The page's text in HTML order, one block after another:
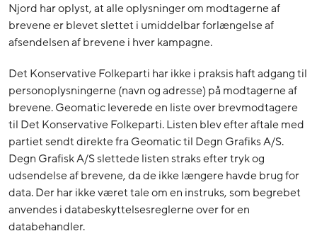
Njord har oplyst, at alle oplysninger om modtagerne af
brevene er blevet slettet i umiddelbar forlængelse af
afsendelsen af brevene i hver kampagne.
Det Konservative Folkeparti har ikke i praksis haft adgang til
personoplysningerne (navn og adresse) på modtagerne af
brevene. Geomatic leverede en liste over brevmodtagere
til Det Konservative Folkeparti. Listen blev efter aftale med
partiet sendt direkte fra Geomatic til Degn Grafiks A/S.
Degn Grafisk A/S slettede listen straks efter tryk og
udsendelse af brevene, da de ikke længere havde brug for
data. Der har ikke været tale om en instruks, som begrebet
anvendes i databeskyttelsesreglerne over for en
databehandler.